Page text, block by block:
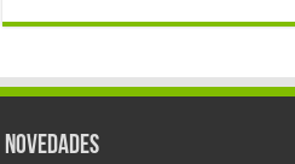
Novedades